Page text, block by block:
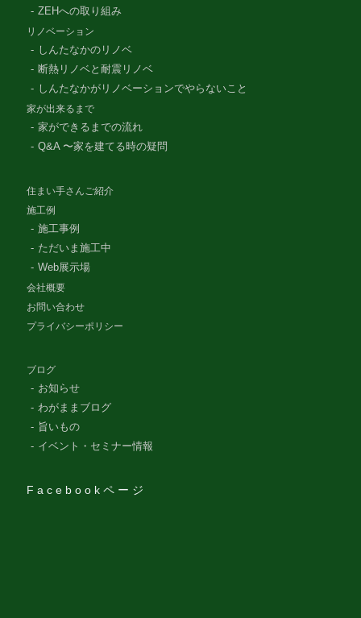
ZEHへの取り組み
リノベーション
しんたなかのリノベ
断熱リノベと耐震リノベ
しんたなかがリノベーションでやらないこと
家が出来るまで
家ができるまでの流れ
Q&A 〜家を建てる時の疑問
住まい手さんご紹介
施工例
施工事例
ただいま施工中
Web展示場
会社概要
お問い合わせ
プライバシーポリシー
ブログ
お知らせ
わがままブログ
旨いもの
イベント・セミナー情報
Facebookページ